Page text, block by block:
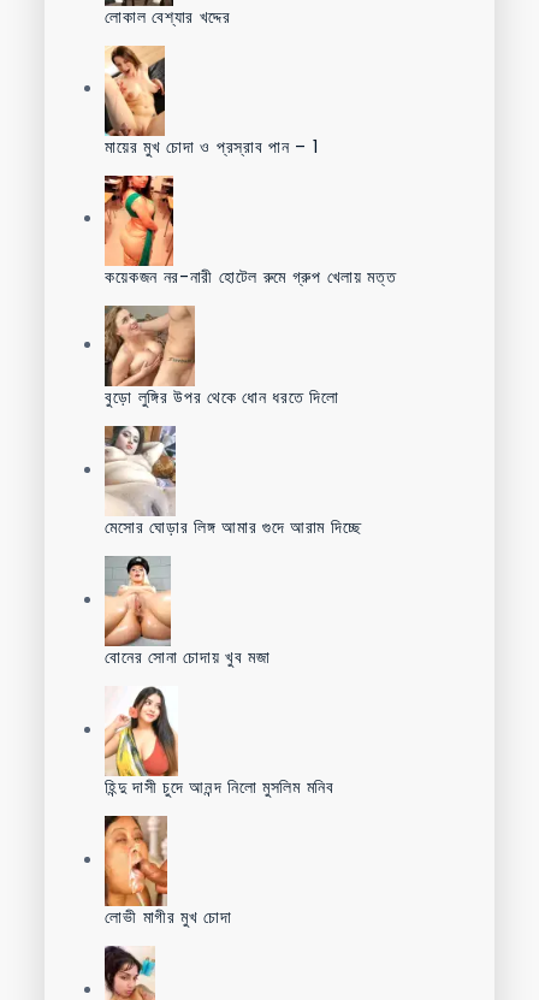
লোকাল বেশ্যার খদ্দের
মায়ের মুখ চোদা ও প্রস্রাব পান – 1
কয়েকজন নর-নারী হোটেল রুমে গ্রুপ খেলায় মত্ত
বুড়ো লুঙ্গির উপর থেকে ধোন ধরতে দিলো
মেসোর ঘোড়ার লিঙ্গ আমার গুদে আরাম দিচ্ছে
বোনের সোনা চোদায় খুব মজা
হিন্দু দাসী চুদে আনন্দ নিলো মুসলিম মনিব
লোভী মাগীর মুখ চোদা